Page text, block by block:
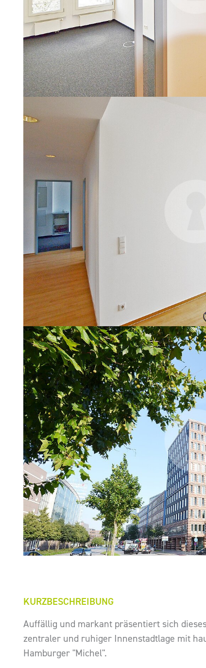
KURZBESCHREIBUNG
Auffällig und markant präsentiert sich
zentraler und ruhiger Innenstadtlage mit
Hamburger "Michel".